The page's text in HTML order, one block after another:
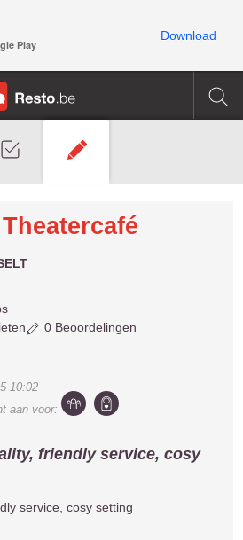
Theatercafé
0 Beoordelingen
10:02
aan voor:
friendly service, cosy
service, cosy setting
Play
Download